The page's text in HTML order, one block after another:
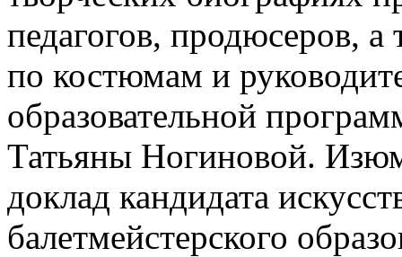
педагогов, продюсеров, а
по костюмам и
образовательной
Татьяны Ногиновой.
доклад кандидата
балетмейстерского